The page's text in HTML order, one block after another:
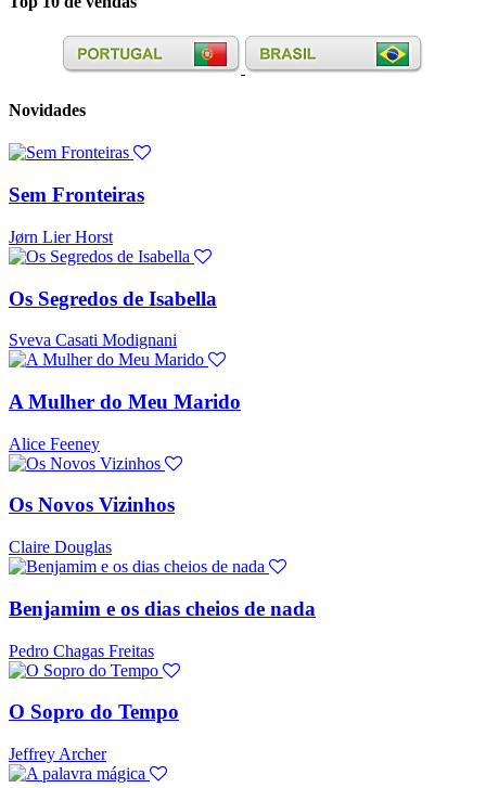
Novidades
Sem Fronteiras
Jørn Lier Horst
Os Segredos de Isabella
Sveva Casati Modignani
A Mulher do Meu Marido
Alice Feeney
Os Novos Vizinhos
Claire Douglas
Benjamim e os dias cheios de nada
Pedro Chagas Freitas
O Sopro do Tempo
Jeffrey Archer